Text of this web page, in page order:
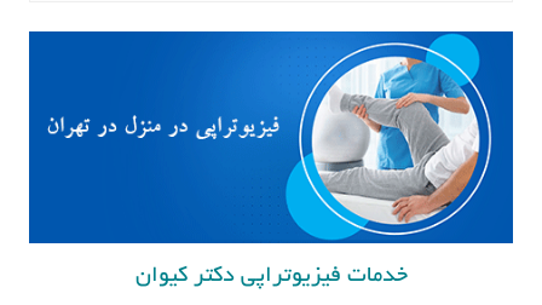
خدمات فیزیوتراپی دکتر کیوان